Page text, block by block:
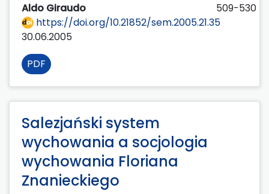
Aldo Giraudo
509-530
https://doi.org/10.21852/sem.2005.21.35
30.06.2005
PDF
Salezjański system
wychowania a socjologia
wychowania Floriana
Znanieckiego